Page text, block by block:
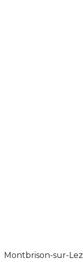
Montbrison-sur-Lez